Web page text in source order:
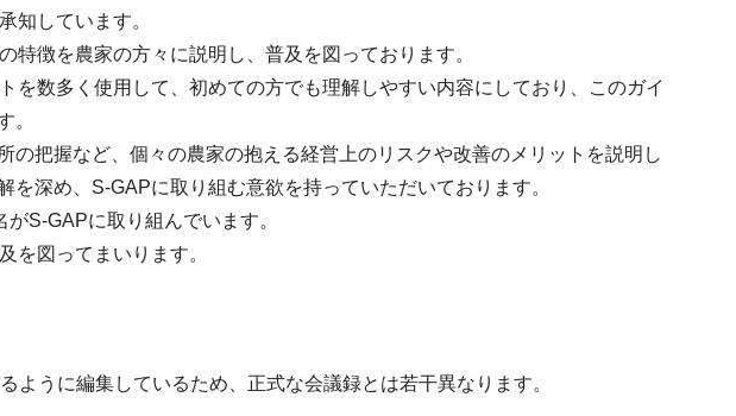
知しています。
徴を農家の方々に説明し、普及を図っております。
を数多く使用して、初めての方でも理解しやすい内容にしており、このガイ
。
把握など、個々の農家の抱える経営上のリスクや改善のメリットを説明し
深め、S-GAPに取り組む意欲を持っていただいております。
S-GAPに取り組んでいます。
を図ってまいります。
ように編集しているため、正式な会議録とは若干異なります。